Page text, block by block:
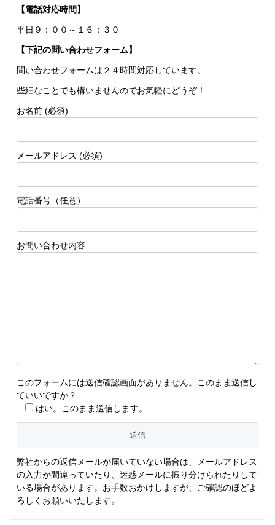
【電話対応時間】
平日９：００～１６：３０
【下記の問い合わせフォーム】
問い合わせフォームは２４時間対応しています。
些細なことでも構いませんのでお気軽にどうぞ！
お名前 (必須)
メールアドレス (必須)
電話番号（任意）
お問い合わせ内容
このフォームには送信確認画面がありません。このまま送信し
ていいですか？
はい。このまま送信します。
弊社からの返信メールが届いていない場合は、メールアドレス
の入力が間違っていたり、迷惑メールに振り分けられたりして
いる場合があります。お手数おかけしますが、ご確認のほどよ
ろしくお願いいたします。